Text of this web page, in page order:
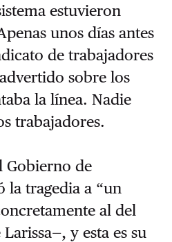
estuvieron
unos días antes
de trabajadores
sobre los
la línea. Nadie
trabajadores.
Gobierno de
la tragedia a “un
al del
y esta es su